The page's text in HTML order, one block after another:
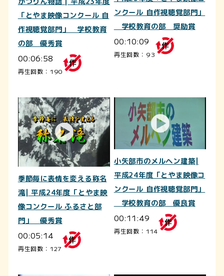
「とやま映像コンクール 自
作視聴覚部門」 学校教育
の部 優秀賞
00:06:58
再生回数：190
ンクール 自作視聴覚部門」
学校教育の部 奨励賞
00:10:09
再生回数：93
季節毎に表情を変える称名
滝| 平成24年度「とやま映
像コンクール ふるさと部
門」 優秀賞
00:05:14
再生回数：127
小矢部市のメルヘン建築|
平成24年度「とやま映像コ
ンクール 自作視聴覚部門」
学校教育の部 優良賞
00:11:49
再生回数：114